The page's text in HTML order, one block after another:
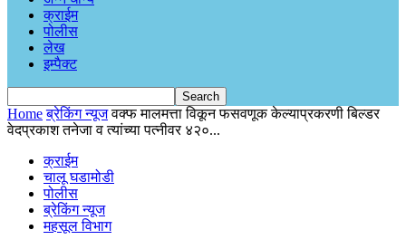
क्राईम
पोलीस
लेख
इम्पैक्ट
Home ब्रेकिंग न्यूज वक्फ मालमत्ता विकून फसवणूक केल्याप्रकरणी बिल्डर
वेदप्रकाश तनेजा व त्यांच्या पत्नीवर ४२०...
क्राईम
चालू घडामोडी
पोलीस
ब्रेकिंग न्यूज
महसूल विभाग